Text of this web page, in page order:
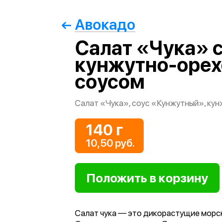
Авокадо
Салат «Чука»
кунжутно-
соусом
Салат «Чука», соус «Кунжутный»,
140 г
10,50 руб.
Салат чука — это дикорастущие